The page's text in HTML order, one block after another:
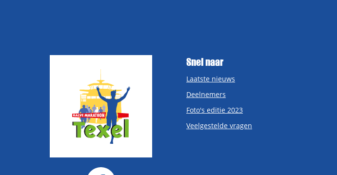
Snel naar
Laatste nieuws
Deelnemers
Foto's editie 2023
Veelgestelde vragen